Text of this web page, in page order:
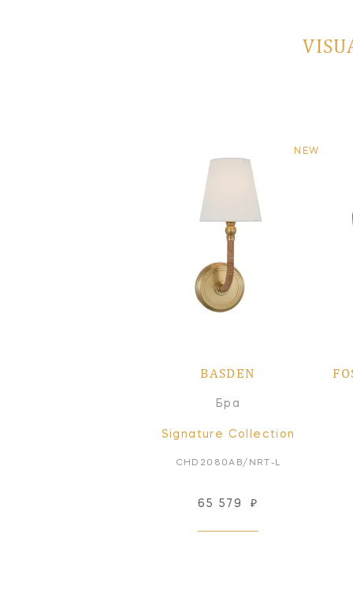
NEW
BASDEN
Бра
Signature Collection
CHD2080AB/NRT-L
65 579 ₽